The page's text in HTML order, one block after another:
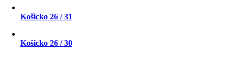
Košicko 26 / 31
Košicko 26 / 30